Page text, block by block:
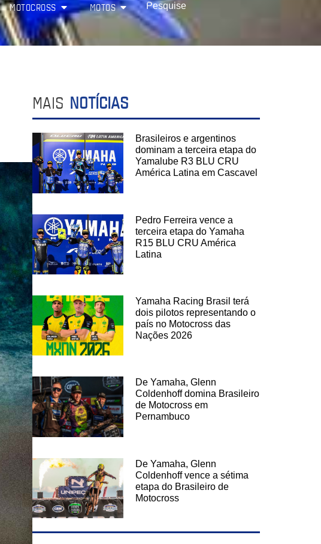
MOTOCROSS MOTOS
MAIS NOTÍCIAS
Brasileiros e argentinos
dominam a terceira etapa do
Yamalube R3 BLU CRU
América Latina em Cascavel
Pedro Ferreira vence a
terceira etapa do Yamaha
R15 BLU CRU América
Latina
Yamaha Racing Brasil terá
dois pilotos representando o
país no Motocross das
Nações 2026
De Yamaha, Glenn
Coldenhoff domina Brasileiro
de Motocross em
Pernambuco
De Yamaha, Glenn
Coldenhoff vence a sétima
etapa do Brasileiro de
Motocross